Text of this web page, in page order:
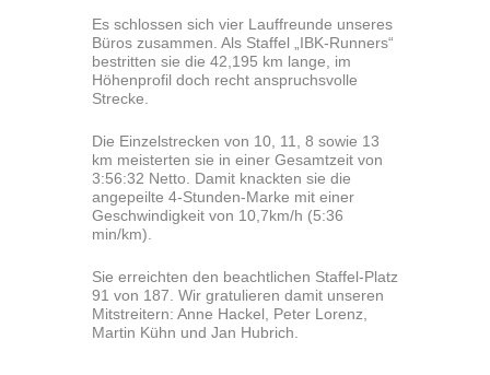
Es schlossen sich vier Lauffreunde unseres
Büros zusammen. Als Staffel „IBK-Runners“
bestritten sie die 42,195 km lange, im
Höhenprofil doch recht anspruchsvolle
Strecke.
Die Einzelstrecken von 10, 11, 8 sowie 13
km meisterten sie in einer Gesamtzeit von
3:56:32 Netto. Damit knackten sie die
angepeilte 4-Stunden-Marke mit einer
Geschwindigkeit von 10,7km/h (5:36
min/km).
Sie erreichten den beachtlichen Staffel-Platz
91 von 187. Wir gratulieren damit unseren
Mitstreitern: Anne Hackel, Peter Lorenz,
Martin Kühn und Jan Hubrich.